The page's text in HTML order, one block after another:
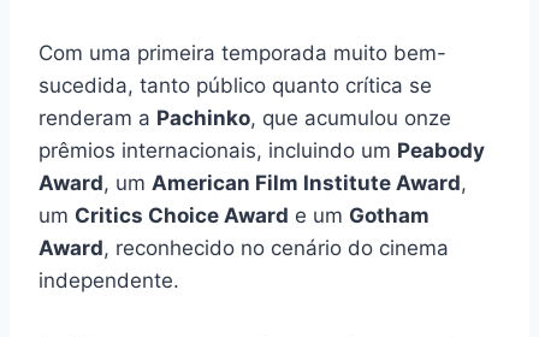
Com uma primeira temporada muito bem-
sucedida, tanto público quanto crítica se
renderam a Pachinko, que acumulou onze
prêmios internacionais, incluindo um Peabody
Award, um American Film Institute Award,
um Critics Choice Award e um Gotham
Award, reconhecido no cenário do cinema
independente.